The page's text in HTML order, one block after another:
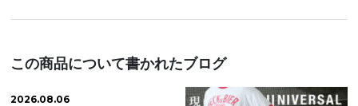
この商品について書かれたブログ
2026.08.06